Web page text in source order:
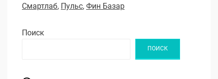
Смартлаб, Пульс, Фин Базар
Поиск
ПОИСК